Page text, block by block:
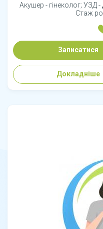
Акушер - гінеколог; УЗД -
Стаж
Записатися
Докладніше